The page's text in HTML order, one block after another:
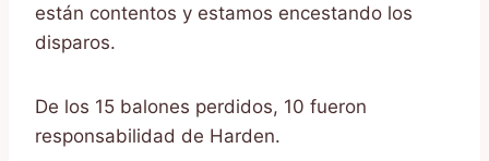
están contentos y estamos encestando los
disparos.
De los 15 balones perdidos, 10 fueron
responsabilidad de Harden.